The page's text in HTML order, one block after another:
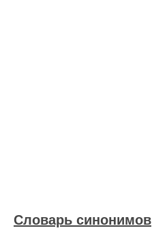
Словарь синонимов